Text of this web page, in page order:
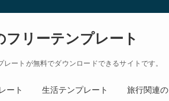
フリーテンプレート
ートが無料でダウンロードできるサイトです。
ート 生活テンプレート 旅行関連